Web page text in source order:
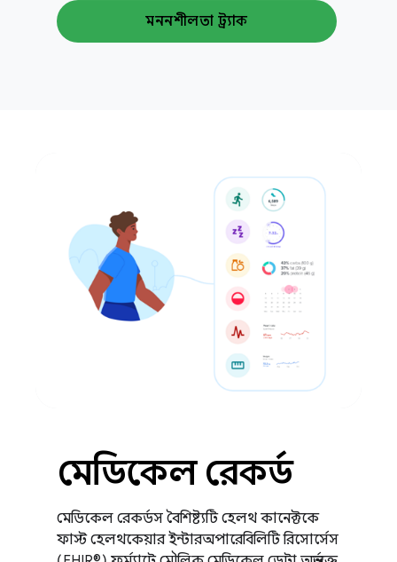
মননশীলতা ট্র্যাক
মেডিকেল রেকর্ড
মেডিকেল রেকর্ডস বৈশিষ্ট্যটি হেলথ কানেক্টকে
ফাস্ট হেলথকেয়ার ইন্টারঅপারেবিলিটি রিসোর্সেস